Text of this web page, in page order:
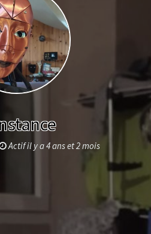
Actif il y a 4 ans et 2 mois